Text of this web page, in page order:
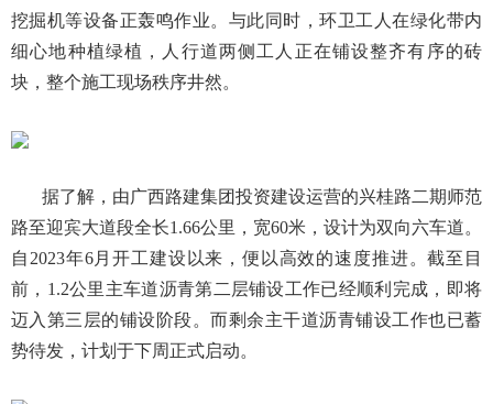
挖掘机等设备正轰鸣作业。与此同时，环卫工人在绿化带内
细心地种植绿植，人行道两侧工人正在铺设整齐有序的砖
块，整个施工现场秩序井然。
据了解，由广西路建集团投资建设运营的兴桂路二期师范
路至迎宾大道段全长1.66公里，宽60米，设计为双向六车道。
自2023年6月开工建设以来，便以高效的速度推进。截至目
前，1.2公里主车道沥青第二层铺设工作已经顺利完成，即将
迈入第三层的铺设阶段。而剩余主干道沥青铺设工作也已蓄
势待发，计划于下周正式启动。